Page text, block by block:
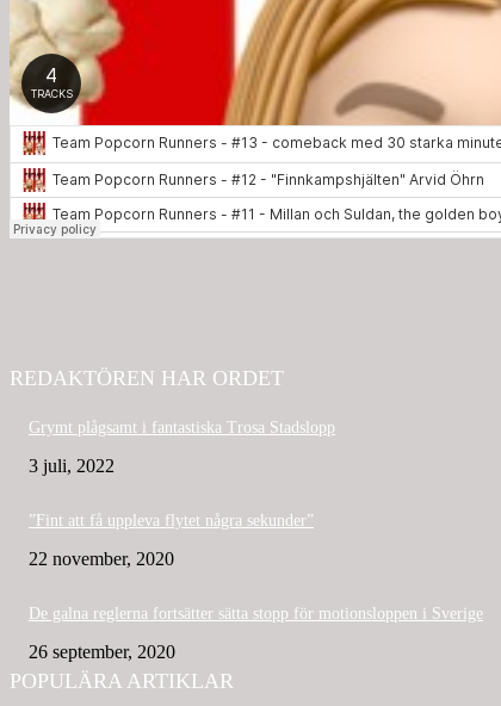
REDAKTÖREN HAR ORDET
Grymt plågsamt i fantastiska Trosa Stadslopp
3 juli, 2022
”Fint att få uppleva flytet några sekunder”
22 november, 2020
De galna reglerna fortsätter sätta stopp för motionsloppen i Sverige
26 september, 2020
POPULÄRA ARTIKLAR